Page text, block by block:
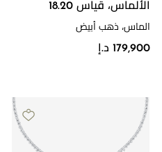
الألماس، قياس 18.20
الماس، ذهب أبيض
179,900 د.إ